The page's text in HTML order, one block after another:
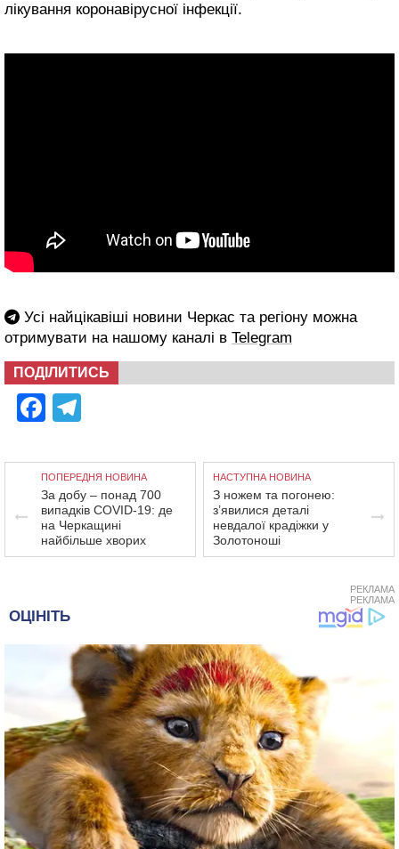
лікування коронавірусної інфекції.
Усі найцікавіші новини Черкас та регіону можна
отримувати на нашому каналі в Telegram
ПОДІЛИТИСЬ
Facebook
ПОПЕРЕДНЯ НОВИНА
За добу – понад 700
випадків COVID-19: де
на Черкащині
найбільше хворих
НАСТУПНА НОВИНА
З ножем та погонею:
з’явилися деталі
невдалої крадіжки у
Золотоноші
РЕКЛАМА
РЕКЛАМА